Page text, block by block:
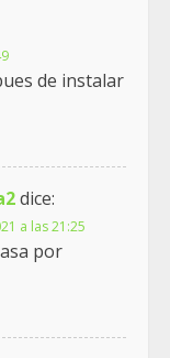
de instalar
dice:
a las 21:25
por